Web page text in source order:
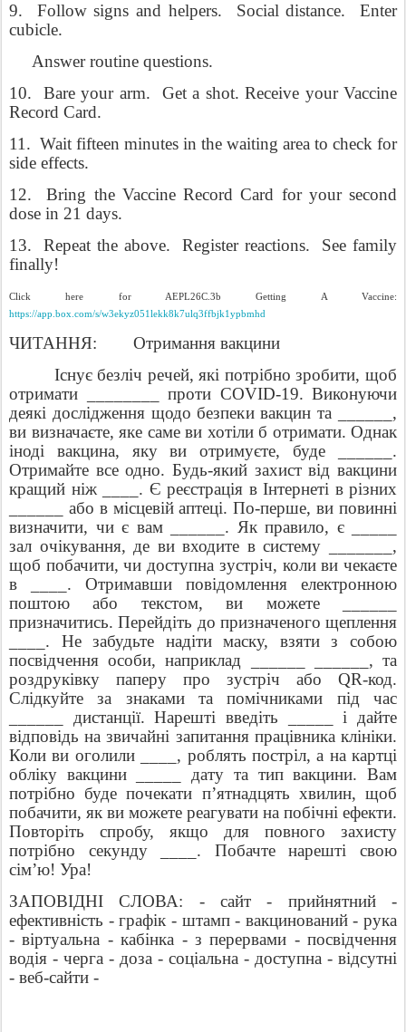
9.
Follow signs and helpers. Social distance.
Enter
cubicle.
Answer routine questions.
10.
Bare your arm.
Get a shot. Receive your Vaccine
Record Card.
11. Wait fifteen minutes in the waiting area to check for
side effects.
12.
Bring the Vaccine Record Card for your second
dose in 21 days.
13.
Repeat the above. Register reactions.
See family
finally!
Click here for AEPL26C.3b Getting A Vaccine:
https://app.box.com/s/w3ekyz051lekk8k7ulq3ffbjk1ypbmhd
ЧИТАННЯ:
Отримання вакцини
Існує безліч речей, які потрібно зробити, щоб
отримати ________ проти COVID-19. Виконуючи
деякі дослідження щодо безпеки вакцин та ______,
ви визначаєте, яке саме ви хотіли б отримати. Однак
іноді вакцина, яку ви отримуєте, буде ______.
Отримайте все одно. Будь-який захист від вакцини
кращий ніж ____. Є реєстрація в Інтернеті в різних
______ або в місцевій аптеці. По-перше, ви повинні
визначити, чи є вам ______. Як правило, є _____
зал очікування, де ви входите в систему _______,
щоб побачити, чи доступна зустріч, коли ви чекаєте
в ____. Отримавши повідомлення електронною
поштою або текстом, ви можете ______
призначитись. Перейдіть до призначеного щеплення
____. Не забудьте надіти маску, взяти з собою
посвідчення особи, наприклад ______ ______, та
роздруківку паперу про зустріч або QR-код.
Слідкуйте за знаками та помічниками під час
______ дистанції. Нарешті введіть _____ і дайте
відповідь на звичайні запитання працівника клініки.
Коли ви оголили ____, роблять постріл, а на картці
обліку вакцини _____ дату та тип вакцини. Вам
потрібно буде почекати п’ятнадцять хвилин, щоб
побачити, як ви можете реагувати на побічні ефекти.
Повторіть спробу, якщо для повного захисту
потрібно секунду ____. Побачте нарешті свою
сім’ю! Ура!
ЗАПОВІДНІ СЛОВА: - сайт - прийнятний -
ефективність - графік - штамп - вакцинований - рука
- віртуальна - кабінка - з перервами - посвідчення
водія - черга - доза - соціальна - доступна - відсутні
- веб-сайти -